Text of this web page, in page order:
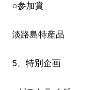
○参加賞
淡路島特産品
5、特別企画